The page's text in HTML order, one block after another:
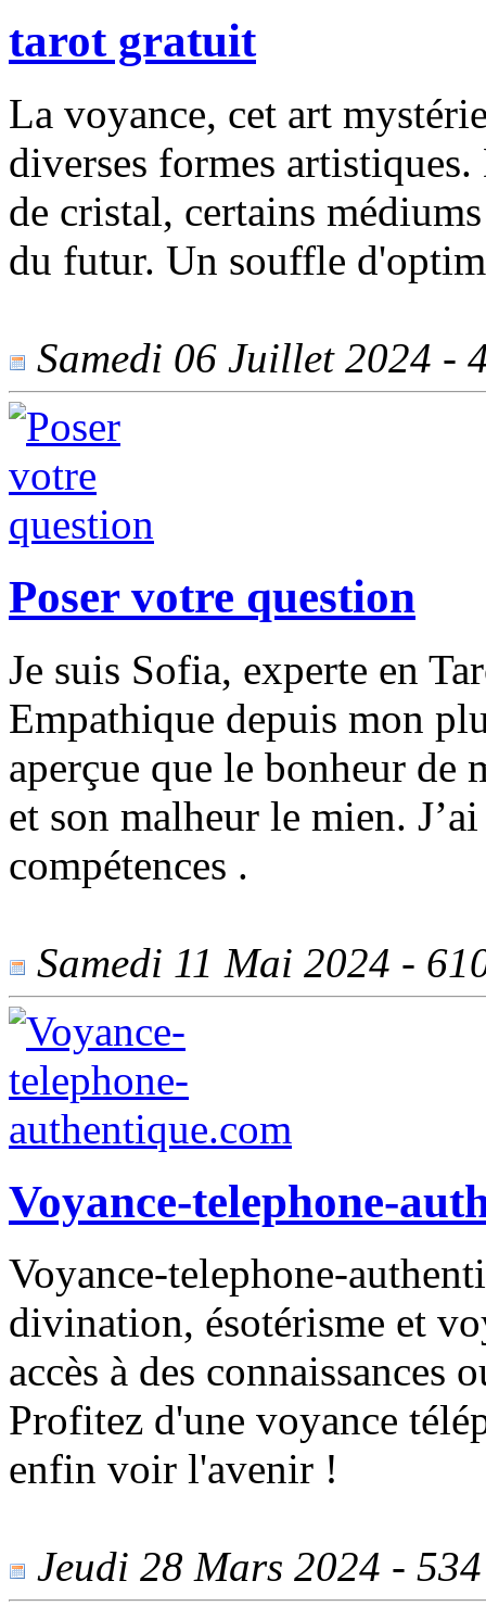
tarot gratuit
La voyance, cet art
diverses formes
de cristal, certains
du futur. Un souffle
Samedi 06 Juillet 2024 -
Poser votre question
Je suis Sofia, experte en
Empathique depuis mon
aperçue que le bonheur de
et son malheur le mien.
compétences .
Samedi 11 Mai 2024 -
Voyance-telephone-
Voyance-telephone-
divination, ésotérisme et
accès à des connaissances
Profitez d'une voyance
enfin voir l'avenir !
Jeudi 28 Mars 2024 -